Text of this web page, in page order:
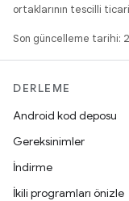
ortaklarının tescilli ticari
Son güncelleme tarihi:
DERLEME
Android kod deposu
Gereksinimler
İndirme
İkili programları önizle